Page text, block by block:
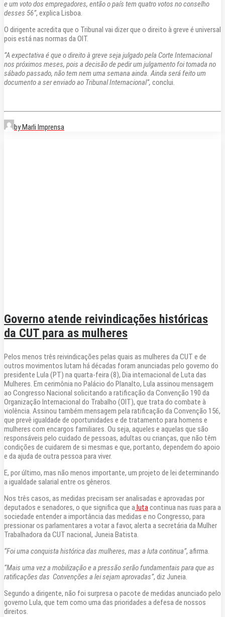
e um voto dos empregadores, então o país tem quatro votos no conselho
desses 56”, explica Lisboa.
O dirigente acredita que o Tribunal vai dizer que o direito à greve é universal
pois está nas normas da OIT.
“A expectativa é que o direito à greve seja julgado pela Corte Internacional
nos próximos meses, pois a decisão de pedir um julgamento foi tomada no
sábado passado, não tem nem uma semana ainda. Ainda será feito um
documento a ser enviado ao Tribunal Internacional”, conclui.
by Marli Imprensa
Governo atende reivindicações históricas
da CUT para as mulheres
Pelos menos três reivindicações pelas quais as mulheres da CUT e de
outros movimentos lutam há décadas foram anunciadas pelo governo do
presidente Lula (PT) na quarta-feira (8), Dia internacional de Luta das
Mulheres. Em cerimônia no Palácio do Planalto, Lula assinou mensagem
ao Congresso Nacional solicitando a ratificação da Convenção 190 da
Organização Internacional do Trabalho (OIT), que trata do combate à
violência. Assinou também mensagem pela ratificação da Convenção 156,
que prevê igualdade de oportunidades e de tratamento para homens e
mulheres com encargos familiares. Ou seja, aqueles e aquelas que são
responsáveis pelo cuidado de pessoas, adultas ou crianças, que não têm
condições de cuidarem de si mesmas e que, portanto, dependem do apoio
e da ajuda de outra pessoa para viver.
E, por último, mas não menos importante, um projeto de lei determinando
a igualdade salarial entre os gêneros.
Nos três casos, as medidas precisam ser analisadas e aprovadas por
deputados e senadores, o que significa que alutacontinua nas ruas para a
sociedade entender a importância das medidas e no Congresso, para
pressionar os parlamentares a votar a favor, alerta a secretária da Mulher
Trabalhadora da CUT nacional, Juneia Batista.
“Foi uma conquista histórica das mulheres, mas a luta continua”, afirma.
“Mais uma vez a mobilização e a pressão serão fundamentais para que as
ratificações das Convenções a lei sejam aprovadas”, diz Juneia.
Segundo a dirigente, não foi surpresa o pacote de medidas anunciado pelo
governo Lula, que tem como uma das prioridades a defesa de nossos
direitos.